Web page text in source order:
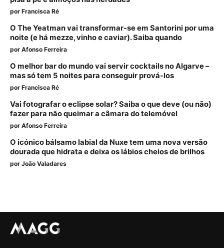
por Francisca Ré
O The Yeatman vai transformar-se em Santorini por uma
noite (e há mezze, vinho e caviar). Saiba quando
por Afonso Ferreira
O melhor bar do mundo vai servir cocktails no Algarve –
mas só tem 5 noites para conseguir prová-los
por Francisca Ré
Vai fotografar o eclipse solar? Saiba o que deve (ou não)
fazer para não queimar a câmara do telemóvel
por Afonso Ferreira
O icónico bálsamo labial da Nuxe tem uma nova versão
dourada que hidrata e deixa os lábios cheios de brilhos
por João Valadares